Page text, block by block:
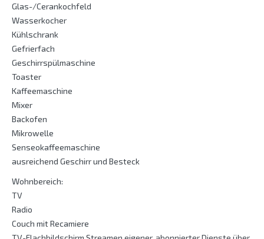
Glas-/Cerankochfeld
Wasserkocher
Kühlschrank
Gefrierfach
Geschirrspülmaschine
Toaster
Kaffeemaschine
Mixer
Backofen
Mikrowelle
Senseokaffeemaschine
ausreichend Geschirr und Besteck
Wohnbereich:
TV
Radio
Couch mit Recamiere